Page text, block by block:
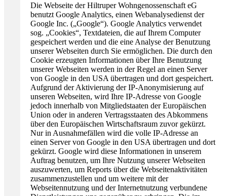
Die Webseite der Hiltruper Wohngenossenschaft eG
benutzt Google Analytics, einen Webanalysedienst der
Google Inc. („Google“). Google Analytics verwendet
sog. „Cookies“, Textdateien, die auf Ihrem Computer
gespeichert werden und die eine Analyse der Benutzung
unserer Webseiten durch Sie ermöglichen. Die durch den
Cookie erzeugten Informationen über Ihre Benutzung
unserer Webseiten werden in der Regel an einen Server
von Google in den USA übertragen und dort gespeichert.
Aufgrund der Aktivierung der IP-Anonymisierung auf
unseren Webseiten, wird Ihre IP-Adresse von Google
jedoch innerhalb von Mitgliedstaaten der Europäischen
Union oder in anderen Vertragsstaaten des Abkommens
über den Europäischen Wirtschaftsraum zuvor gekürzt.
Nur in Ausnahmefällen wird die volle IP-Adresse an
einen Server von Google in den USA übertragen und dort
gekürzt. Google wird diese Informationen in unserem
Auftrag benutzen, um Ihre Nutzung unserer Webseiten
auszuwerten, um Reports über die Webseitenaktivitäten
zusammenzustellen und um weitere mit der
Webseitennutzung und der Internetnutzung verbundene